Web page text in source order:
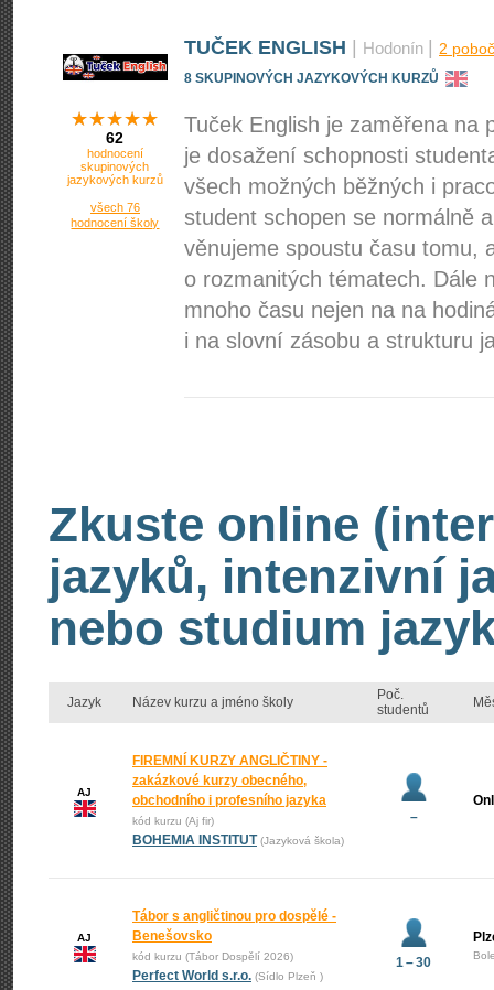
TUČEK ENGLISH Hodonín 2
8 SKUPINOVÝCH JAZYKOVÝCH KURZŮ
62
hodnocení
skupinových
jazykových kurzů
všech 76
hodnocení školy
Tuček English je zaměřena na
je dosažení schopnosti
všech možných běžných i
student schopen se normálně
věnujeme spoustu času tomu,
o rozmanitých tématech. Dále
mnoho času nejen na na
i na slovní zásobu a strukturu
Zkuste online
jazyků, intenzivní
nebo studium
Jazyk Název kurzu a jméno školy
Poč.
studentů
AJ
FIREMNÍ KURZY ANGLIČTINY -
zakázkové kurzy obecného,
obchodního i profesního jazyka
kód kurzu (Aj fir)
BOHEMIA INSTITUT (Jazyková škola)
–
AJ
Tábor s angličtinou pro dospělé -
Benešovsko
kód kurzu (Tábor Dospělí 2026)
Perfect World s.r.o. (Sídlo Plzeň )
1 – 30